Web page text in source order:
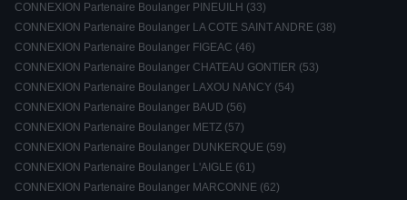
CONNEXION Partenaire Boulanger PINEUILH (33)
CONNEXION Partenaire Boulanger LA COTE SAINT ANDRE (38)
CONNEXION Partenaire Boulanger FIGEAC (46)
CONNEXION Partenaire Boulanger CHATEAU GONTIER (53)
CONNEXION Partenaire Boulanger LAXOU NANCY (54)
CONNEXION Partenaire Boulanger BAUD (56)
CONNEXION Partenaire Boulanger METZ (57)
CONNEXION Partenaire Boulanger DUNKERQUE (59)
CONNEXION Partenaire Boulanger L'AIGLE (61)
CONNEXION Partenaire Boulanger MARCONNE (62)